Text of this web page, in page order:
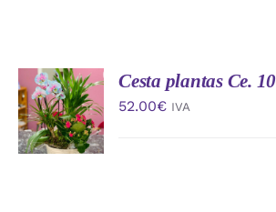
AÑADIR
AL
CARRITO
/
DETALLES
Cesta plantas Ce. 10
52.00€ IVA